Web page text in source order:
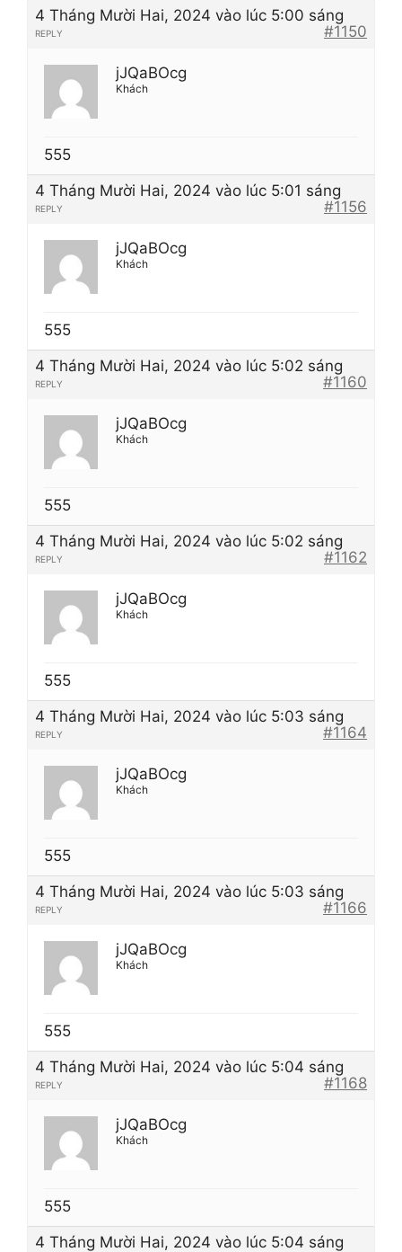
4 Tháng Mười Hai, 2024 vào lúc 5:00 sáng
#1150
REPLY
jJQaBOcg
Khách
555
4 Tháng Mười Hai, 2024 vào lúc 5:01 sáng
#1156
REPLY
jJQaBOcg
Khách
555
4 Tháng Mười Hai, 2024 vào lúc 5:02 sáng
#1160
REPLY
jJQaBOcg
Khách
555
4 Tháng Mười Hai, 2024 vào lúc 5:02 sáng
#1162
REPLY
jJQaBOcg
Khách
555
4 Tháng Mười Hai, 2024 vào lúc 5:03 sáng
#1164
REPLY
jJQaBOcg
Khách
555
4 Tháng Mười Hai, 2024 vào lúc 5:03 sáng
#1166
REPLY
jJQaBOcg
Khách
555
4 Tháng Mười Hai, 2024 vào lúc 5:04 sáng
#1168
REPLY
jJQaBOcg
Khách
555
4 Tháng Mười Hai, 2024 vào lúc 5:04 sáng